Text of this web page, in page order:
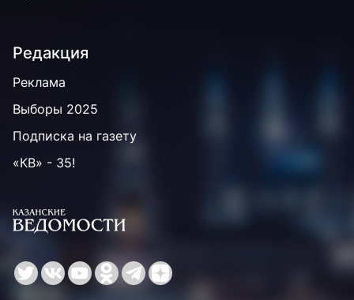
Редакция
Реклама
Выборы 2025
Подписка на газету
«КВ» - 35!